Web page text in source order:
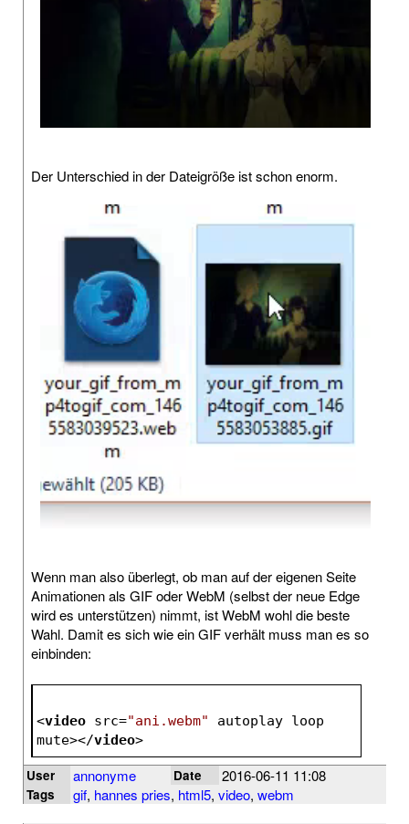
Der Unterschied in der Dateigröße ist schon enorm.
Wenn man also überlegt, ob man auf der eigenen Seite
Animationen als GIF oder WebM (selbst der neue Edge
wird es unterstützen) nimmt, ist WebM wohl die beste
Wahl. Damit es sich wie ein GIF verhält muss man es so
einbinden:
<video src="ani.webm" autoplay loop
mute></video>
User annonyme Date 2016-06-11 11:08
Tags gif, hannes pries, html5, video, webm